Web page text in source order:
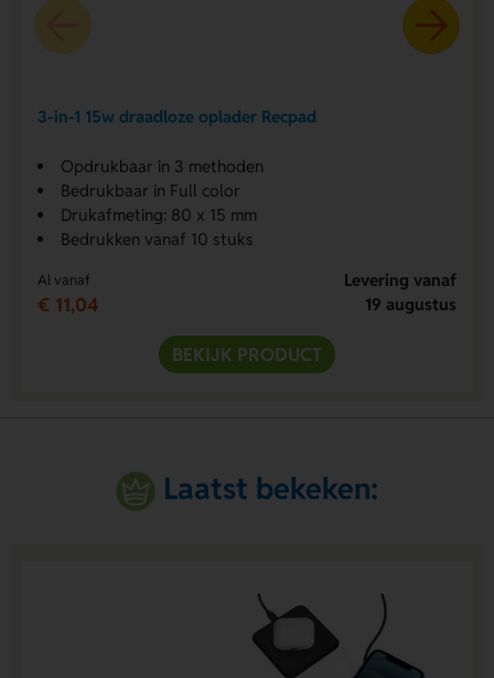
3-in-1 15w draadloze oplader Recpad
Opdrukbaar in 3 methoden
Bedrukbaar in Full color
Drukafmeting: 80 x 15 mm
Bedrukken vanaf 10 stuks
Al vanaf
€ 11,04
Levering vanaf
19 augustus
BEKIJK PRODUCT
Laatst bekeken: